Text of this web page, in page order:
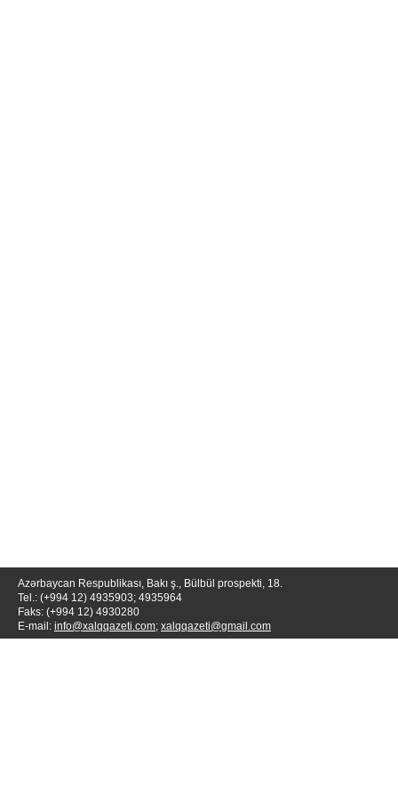
Azərbaycan Respublikası, Bakı ş., Bülbül prospekti, 18.
Tel.: (+994 12) 4935903; 4935964
Faks: (+994 12) 4930280
E-mail: info@xalqqazeti.com; xalqqazeti@gmail.com